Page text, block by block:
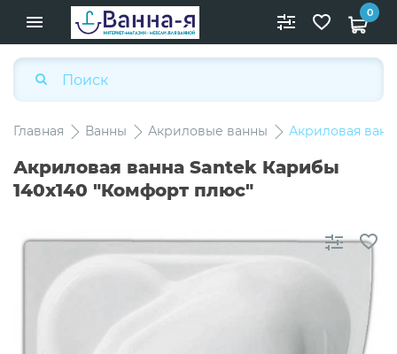
0
Главная Ванны Акриловые ванны Акриловая
Акриловая ванна Santek Карибы
140х140 "Комфорт плюс"